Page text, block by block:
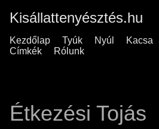
Kisállattenyésztés.hu
Kezdőlap Tyúk Nyúl Kacsa
Címkék
Rólunk
Étkezési Tojás